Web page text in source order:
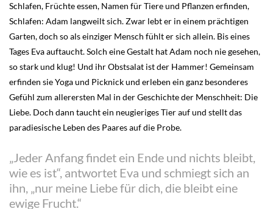
Schlafen, Früchte essen, Namen für Tiere und Pflanzen erfinden,
Schlafen: Adam langweilt sich. Zwar lebt er in einem prächtigen
Garten, doch so als einziger Mensch fühlt er sich allein. Bis eines
Tages Eva auftaucht. Solch eine Gestalt hat Adam noch nie gesehen,
so stark und klug! Und ihr Obstsalat ist der Hammer! Gemeinsam
erfinden sie Yoga und Picknick und erleben ein ganz besonderes
Gefühl zum allerersten Mal in der Geschichte der Menschheit: Die
Liebe. Doch dann taucht ein neugieriges Tier auf und stellt das
paradiesische Leben des Paares auf die Probe.
„Jeder Anfang findet ein Ende und nichts bleibt,
wie es ist“, antwortet Eva und schmiegt sich an
ihn, „nur meine Liebe für dich, die bleibt eine
ewige Frucht.“